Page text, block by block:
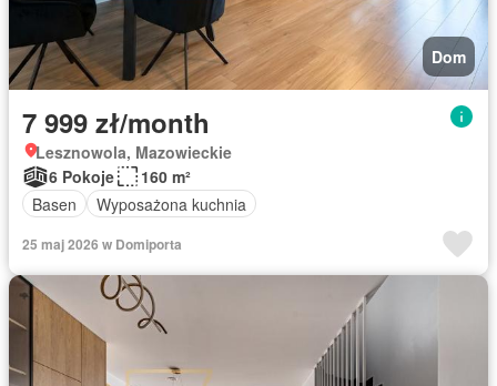
Dom
7 999 zł/month
Lesznowola, Mazowieckie
6 Pokoje
160 m²
Basen
Wyposażona kuchnia
25 maj 2026 w Domiporta